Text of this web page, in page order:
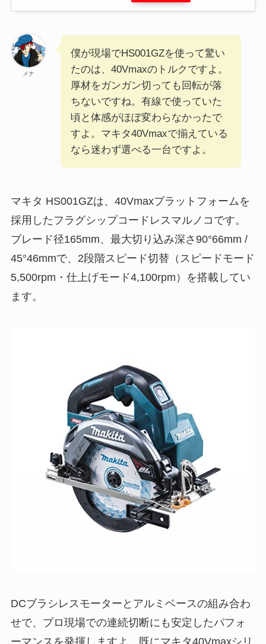
メナ
僕が現場でHS001GZを使って驚い
たのは、40Vmaxのトルクですよ。
厚材をガンガン切っても回転が落
ちないですね。有線で使っていた
頃と体感がほぼ変わらなかったで
すよ。マキタ40Vmaxで揃えている
なら迷わず選べる一台ですよ。
マキタ HS001GZは、40Vmaxプラットフォームを
採用したフラグシップコードレスマルノコです。
ブレード径165mm、最大切り込み深さ90°66mm /
45°46mmで、2段階スピード切替（スピードモード
5,500rpm・仕上げモード4,100rpm）を搭載してい
ます。
DCブラシレスモーターとアルミベースの組み合わ
せで、プロ現場での連続切断にも安定したパフォ
ーマンスを発揮しますよ。既にマキタ40Vmaxシリ